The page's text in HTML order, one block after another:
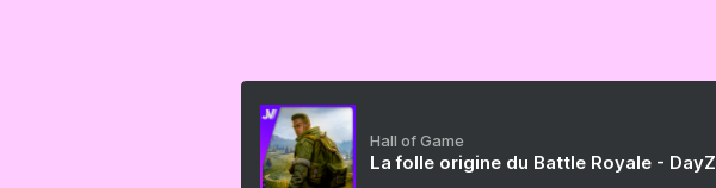
Hall of Game
La folle origine du Battle Royale - DayZ